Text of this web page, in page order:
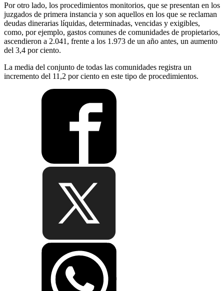
Por otro lado, los procedimientos monitorios, que se presentan en los
juzgados de primera instancia y son aquellos en los que se reclaman
deudas dinerarias líquidas, determinadas, vencidas y exigibles,
como, por ejemplo, gastos comunes de comunidades de propietarios,
ascendieron a 2.041, frente a los 1.973 de un año antes, un aumento
del 3,4 por ciento.
La media del conjunto de todas las comunidades registra un
incremento del 11,2 por ciento en este tipo de procedimientos.